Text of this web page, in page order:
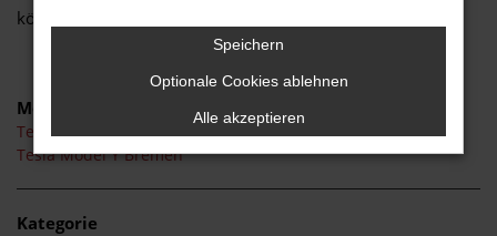
können. Die Straßen von Bremen warten schon.
Modelle
Tesla Model 3 Bremen
Tesla Model Y Bremen
Kategorie
Speichern
Optionale Cookies ablehnen
Alle akzeptieren